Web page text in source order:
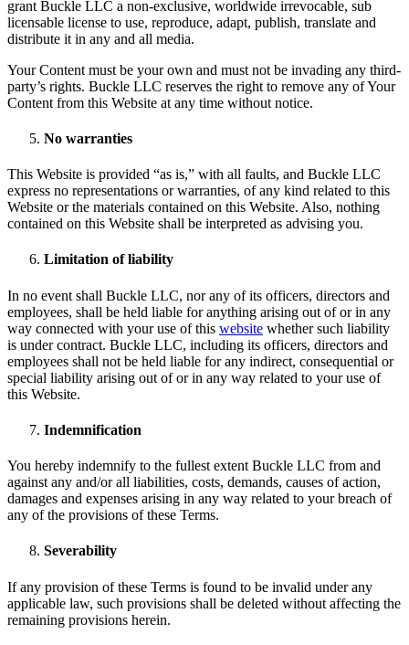
grant Buckle LLC a non-exclusive, worldwide irrevocable, sub
licensable license to use, reproduce, adapt, publish, translate and
distribute it in any and all media.
Your Content must be your own and must not be invading any third-
party’s rights. Buckle LLC reserves the right to remove any of Your
Content from this Website at any time without notice.
No warranties
This Website is provided “as is,” with all faults, and Buckle LLC
express no representations or warranties, of any kind related to this
Website or the materials contained on this Website. Also, nothing
contained on this Website shall be interpreted as advising you.
Limitation of liability
In no event shall Buckle LLC, nor any of its officers, directors and
employees, shall be held liable for anything arising out of or in any
way connected with your use of this website whether such liability
is under contract. Buckle LLC, including its officers, directors and
employees shall not be held liable for any indirect, consequential or
special liability arising out of or in any way related to your use of
this Website.
Indemnification
You hereby indemnify to the fullest extent Buckle LLC from and
against any and/or all liabilities, costs, demands, causes of action,
damages and expenses arising in any way related to your breach of
any of the provisions of these Terms.
Severability
If any provision of these Terms is found to be invalid under any
applicable law, such provisions shall be deleted without affecting the
remaining provisions herein.